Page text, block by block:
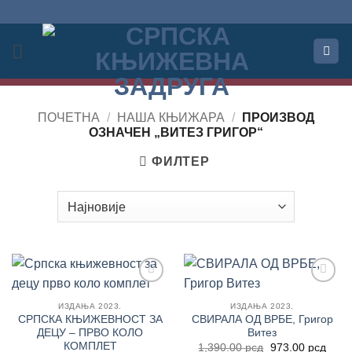
садржај
ПОЧЕТНА / НАША КЊИЖАРА /
ПРОИЗВОД
OЗНАЧЕН „ВИТЕЗ ГРИГОР“
ФИЛТЕР
Листу
жеља
ИЗДАЊА 2023.
СРПСКА КЊИЖЕВНОСТ ЗА
ДЕЦУ – ПРВО КОЛО
КОМПЛЕТ
Листу
жеља
ИЗДАЊА 2023.
СВИРАЛА ОД ВРБЕ, Григор
Витез
1,390.00рсд Оригинална
973.00 рсд